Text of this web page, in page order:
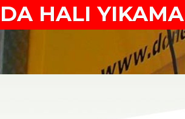
HALI YIKAMA